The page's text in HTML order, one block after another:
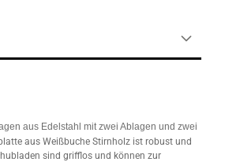
aus Edelstahl mit zwei Ablagen und zwei
aus Weißbuche Stirnholz ist robust und
sind grifflos und können zur